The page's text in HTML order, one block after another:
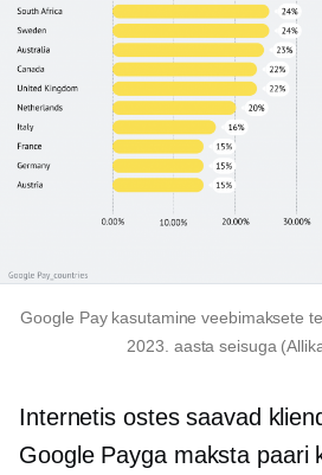
Google Pay kasutamine veebimaksete
2023. aasta seisuga
Internetis ostes saavad
Google Payga maksta paari